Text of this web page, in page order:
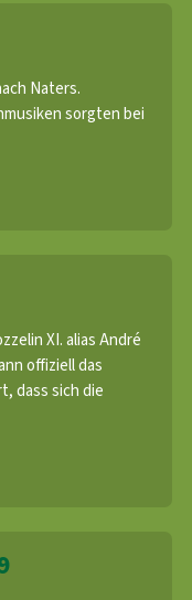
Naters.
sorgten bei
XI. alias André
offiziell das
dass sich die